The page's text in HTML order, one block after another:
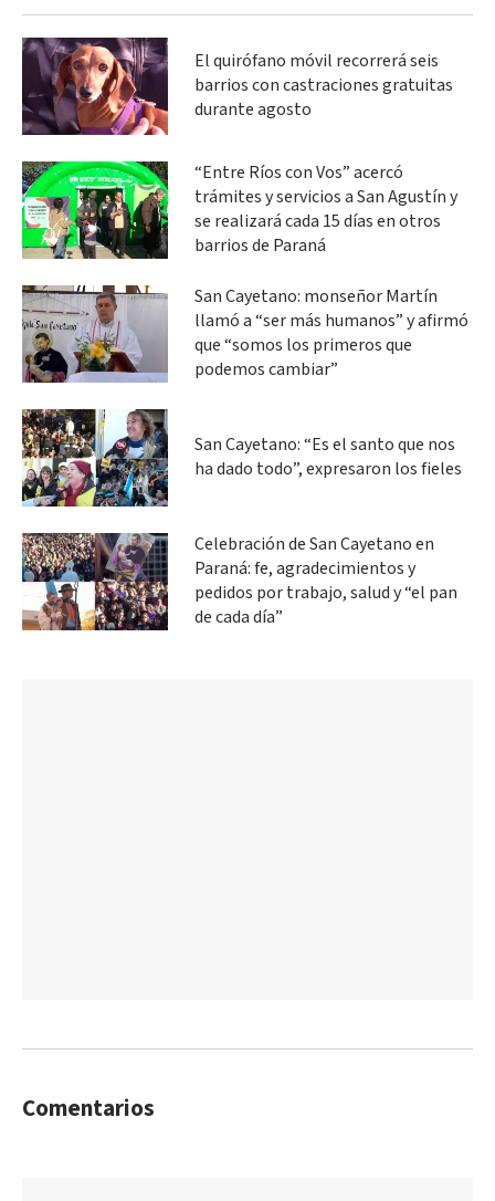
El quirófano móvil recorrerá seis
barrios con castraciones gratuitas
durante agosto
“Entre Ríos con Vos” acercó
trámites y servicios a San Agustín y
se realizará cada 15 días en otros
barrios de Paraná
San Cayetano: monseñor Martín
llamó a “ser más humanos” y afirmó
que “somos los primeros que
podemos cambiar”
San Cayetano: “Es el santo que nos
ha dado todo”, expresaron los fieles
Celebración de San Cayetano en
Paraná: fe, agradecimientos y
pedidos por trabajo, salud y “el pan
de cada día”
Comentarios